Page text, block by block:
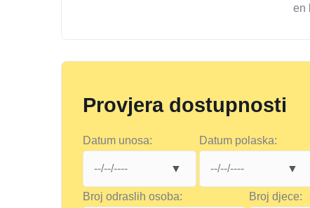
en
Provjera dostupnosti
Datum unosa: Datum polaska:
Broj odraslih osoba: Broj djece: